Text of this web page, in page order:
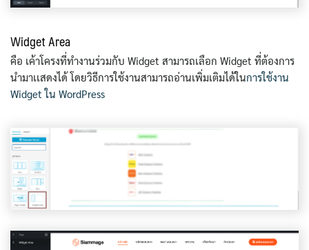
Widget Area
คือ เค้าโครงที่ทำงานร่วมกับ Widget สามารถเลือก Widget ที่ต้องการ
นำมาเเสดงได้ โดยวิธีการใช้งานสามารถอ่านเพิ่มเติมได้ในการใช้งาน
Widget ใน WordPress